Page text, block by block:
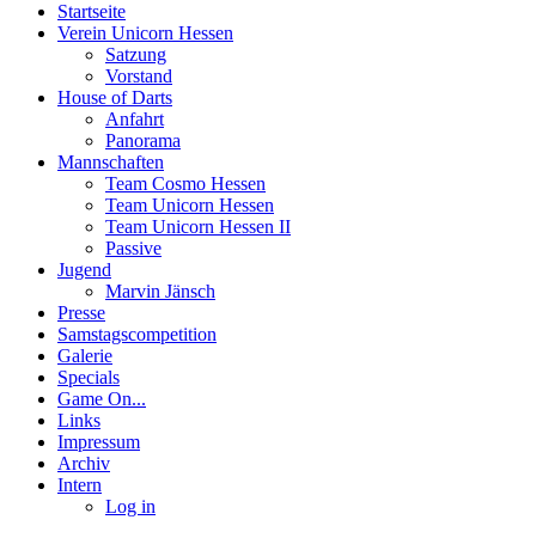
Startseite
Verein Unicorn Hessen
Satzung
Vorstand
House of Darts
Anfahrt
Panorama
Mannschaften
Team Cosmo Hessen
Team Unicorn Hessen
Team Unicorn Hessen II
Passive
Jugend
Marvin Jänsch
Presse
Samstagscompetition
Galerie
Specials
Game On...
Links
Impressum
Archiv
Intern
Log in